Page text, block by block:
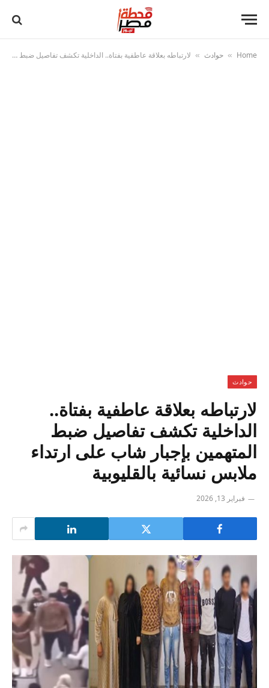
Home
» حوادث » لارتباطه بعلاقة عاطفية بفتاة.. الداخلية تكشف تفاصيل ضبط المتهمين بإجبار شاب على ارتداء ملابس نسائية بالقليوبية
حوادث
لارتباطه بعلاقة عاطفية بفتاة..
الداخلية تكشف تفاصيل ضبط
المتهمين بإجبار شاب على ارتداء
ملابس نسائية بالقليوبية
فبراير 13, 2026